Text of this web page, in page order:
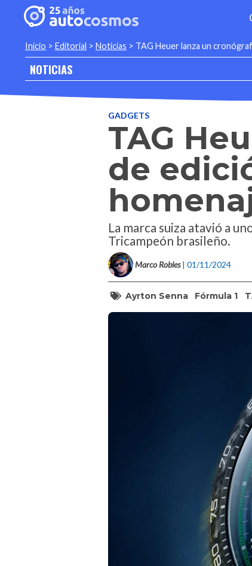
Inicio > Editorial > Noticias > TAG Heuer lanza un
NOTICIAS
GADGETS
TAG
de
La marca suiza atavió a
Tricampeón brasileño.
Marco Robles | 01/11/2024
Ayrton Senna Fórmula 1